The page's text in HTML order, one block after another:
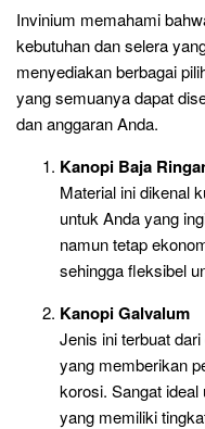
Invinium memahami
kebutuhan dan selera
menyediakan berbagai
yang semuanya dapat
dan anggaran Anda.
Kanopi Baja
Material ini dikenal
untuk Anda yang
namun tetap
sehingga fleksibel
Kanopi Galvalum
Jenis ini terbuat
yang memberikan
korosi. Sangat
yang memiliki